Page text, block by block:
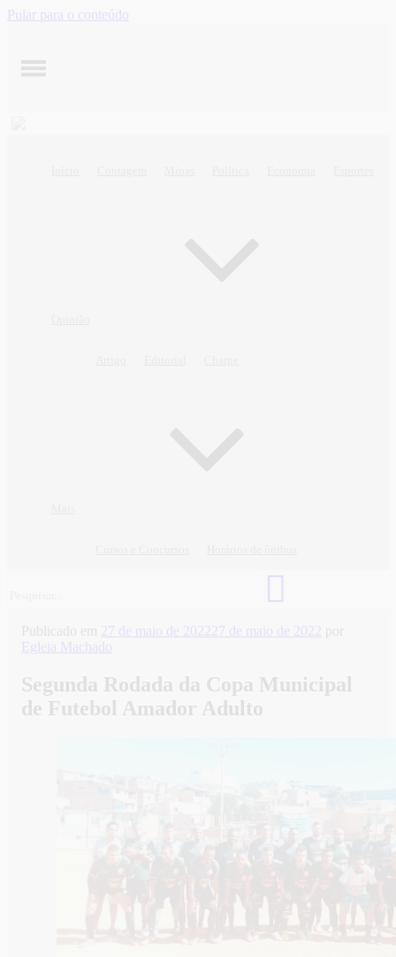
Pular para o conteúdo
Publicado em 27 de maio de 2022 27 de maio de 2022
por
Egleia Machado
Segunda Rodada da Copa Municipal
de Futebol Amador Adulto